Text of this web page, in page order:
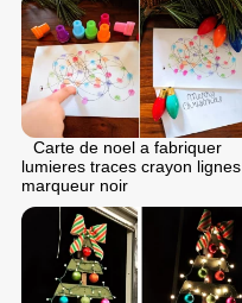
Carte de noel a fabriquer
lumieres traces crayon lignes
marqueur noir